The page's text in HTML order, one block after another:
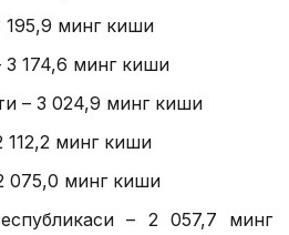
минг киши
3 174,6 минг киши
– 3 024,9 минг киши
112,2 минг киши
075,0 минг киши
– 2 057,7 минг